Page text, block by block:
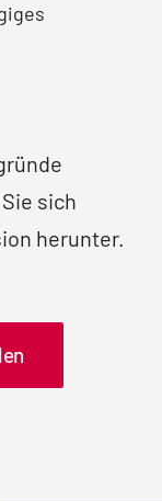
sich
herunter.